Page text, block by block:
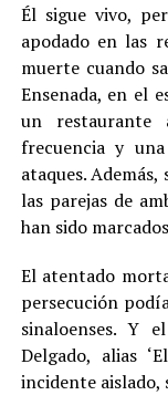
Él sigue vivo,
apodado en las
muerte cuando
Ensenada, en el
un restaurante
frecuencia y
ataques.
las parejas de
han sido
El atentado
persecución
sinaloenses. Y
Delgado, alias
incidente aislado,